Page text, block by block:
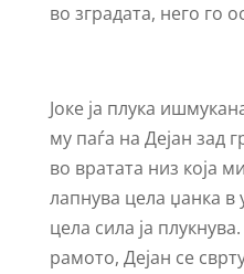
во зградата, него го
Јоке ја плука
му паѓа на Дејан зад
во вратата низ која
лапнува цела џанка в
цела сила ја
рамото, Дејан се